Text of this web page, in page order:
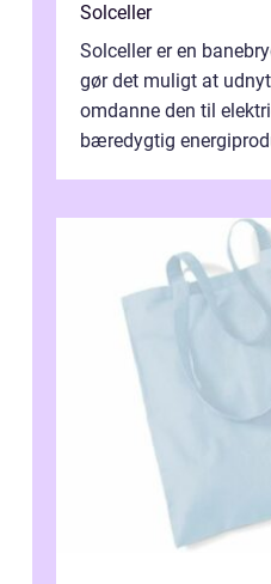
Solceller
Solceller er en
gør det muligt at
omdanne den til
bæredygtig